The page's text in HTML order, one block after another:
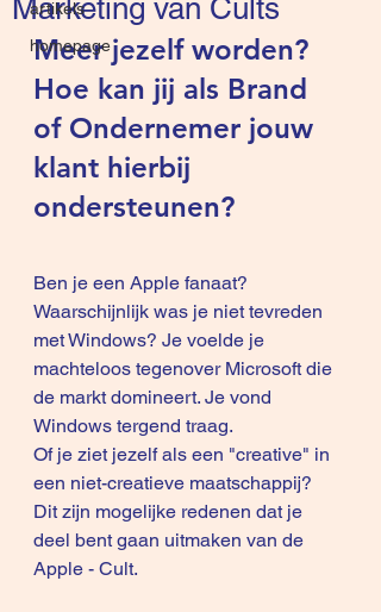
artikels
homepage
Marketing van Cults
Meer jezelf worden?
Hoe kan jij als Brand
of Ondernemer jouw
klant hierbij
ondersteunen?
Ben je een Apple fanaat?
Waarschijnlijk was je niet tevreden
met Windows? Je voelde je
machteloos tegenover Microsoft die
de markt domineert. Je vond
Windows tergend traag.
Of je ziet jezelf als een "creative" in
een niet-creatieve maatschappij?
Dit zijn mogelijke redenen dat je
deel bent gaan uitmaken van de
Apple - Cult.